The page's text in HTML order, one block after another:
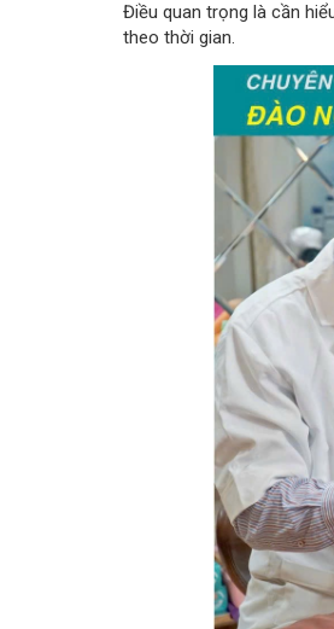
Điều quan trọng là cần
theo thời gian.